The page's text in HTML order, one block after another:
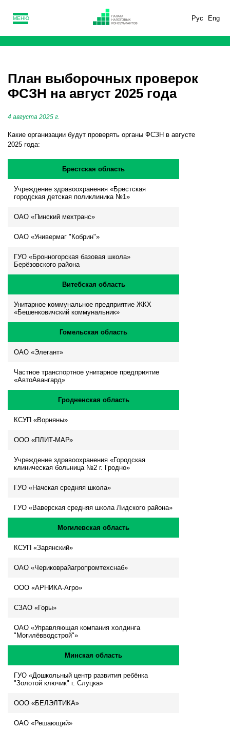
Рус Eng
МЕНЮ
План выборочных проверок
ФСЗН на август 2025 года
4 августа 2025 г.
Какие организации будут проверять органы ФСЗН в августе
2025 года:
Брестская область
Учреждение здравоохранения «Брестская
городская детская поликлиника №1»
ОАО «Пинский мехтранс»
ОАО «Универмаг "Кобрин"»
ГУО «Бронногорская базовая школа»
Берёзовского района
Витебская область
Унитарное коммунальное предприятие ЖКХ
«Бешенковичский коммунальник»
Гомельская область
ОАО «Элегант»
Частное транспортное унитарное предприятие
«АвтоАвангард»
Гродненская область
КСУП «Ворняны»
ООО «ПЛИТ-МАР»
Учреждение здравоохранения «Городская
клиническая больница №2 г. Гродно»
ГУО «Начская средняя школа»
ГУО «Ваверская средняя школа Лидского района»
Могилевская область
КСУП «Зарянский»
ОАО «Чериковрайагропромтехснаб»
ООО «АРНИКА-Агро»
СЗАО «Горы»
ОАО «Управляющая компания холдинга
"Могилёвводстрой"»
Минская область
ГУО «Дошкольный центр развития ребёнка
"Золотой ключик" г. Слуцка»
ООО «БЕЛЭЛТИКА»
ОАО «Решающий»